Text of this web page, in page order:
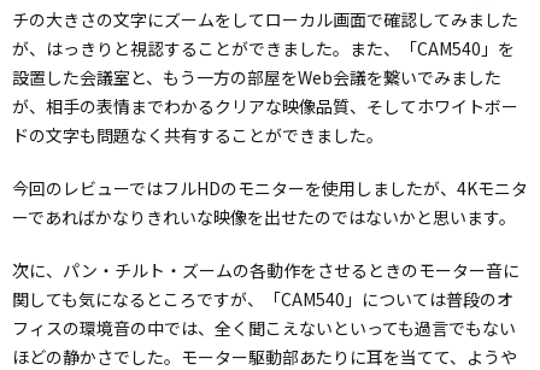
チの大きさの文字にズームをしてローカル画面で確認してみました
が、はっきりと視認することができました。また、「CAM540」を
設置した会議室と、もう一方の部屋をWeb会議を繋いでみました
が、相手の表情までわかるクリアな映像品質、そしてホワイトボー
ドの文字も問題なく共有することができました。
今回のレビューではフルHDのモニターを使用しましたが、4Kモニタ
ーであればかなりきれいな映像を出せたのではないかと思います。
次に、パン・チルト・ズームの各動作をさせるときのモーター音に
関しても気になるところですが、「CAM540」については普段のオ
フィスの環境音の中では、全く聞こえないといっても過言でもない
ほどの静かさでした。モーター駆動部あたりに耳を当てて、ようや